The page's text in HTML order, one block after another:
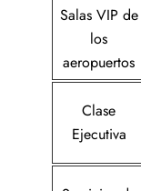
Salas VIP de
los
aeropuertos
Clase
Ejecutiva